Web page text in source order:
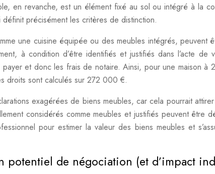
en revanche, est un élément fixé au sol ou intégré à la
précisément les critères de distinction.
une cuisine équipée ou des meubles intégrés, peuvent
à condition d’être identifiés et justifiés dans l’acte
et donc les frais de notaire. Ainsi, pour une maison
droits sont calculés sur 272 000 €.
exagérées de biens meubles, car cela pourrait attirer
considérés comme meubles et justifiés peuvent être
pour estimer la valeur des biens meubles et
potentiel de négociation (et d’impact